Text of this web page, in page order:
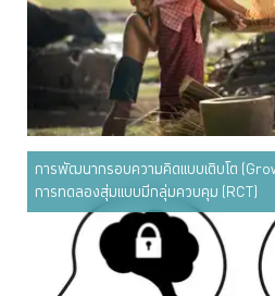
การพัฒนากรอบความคิดแบบเติบโต
การทดลองสุ่มแบบมีกลุ่มควบคุม (RCT)